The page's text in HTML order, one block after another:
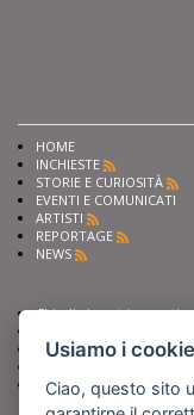
HOME
INCHIESTE
STORIE E CURIOSITÀ
EVENTI E COMUNICATI
ARTISTI
REPORTAGE
NEWS
Chiedi ai nostri esperti
Fai pubblicità con noi
Iscriviti al nostro corso di
giornalismo
Usiamo i
Ciao, questo sito